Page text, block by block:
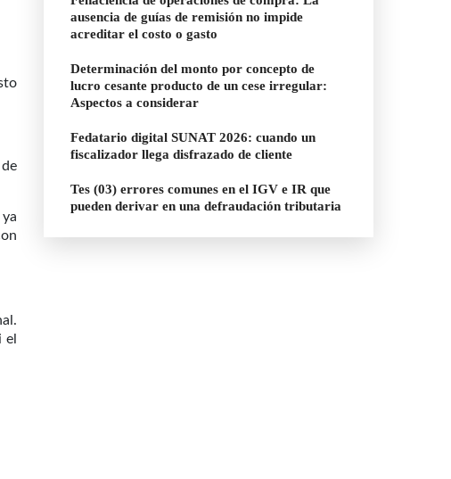
el
ausencia de guías de remisión no impide
acreditar el costo o gasto
Determinación del monto por concepto de
lucro cesante producto de un cese irregular:
Aspectos a considerar
Fedatario digital SUNAT 2026: cuando un
fiscalizador llega disfrazado de cliente
Tes (03) errores comunes en el IGV e IR que
pueden derivar en una defraudación tributaria